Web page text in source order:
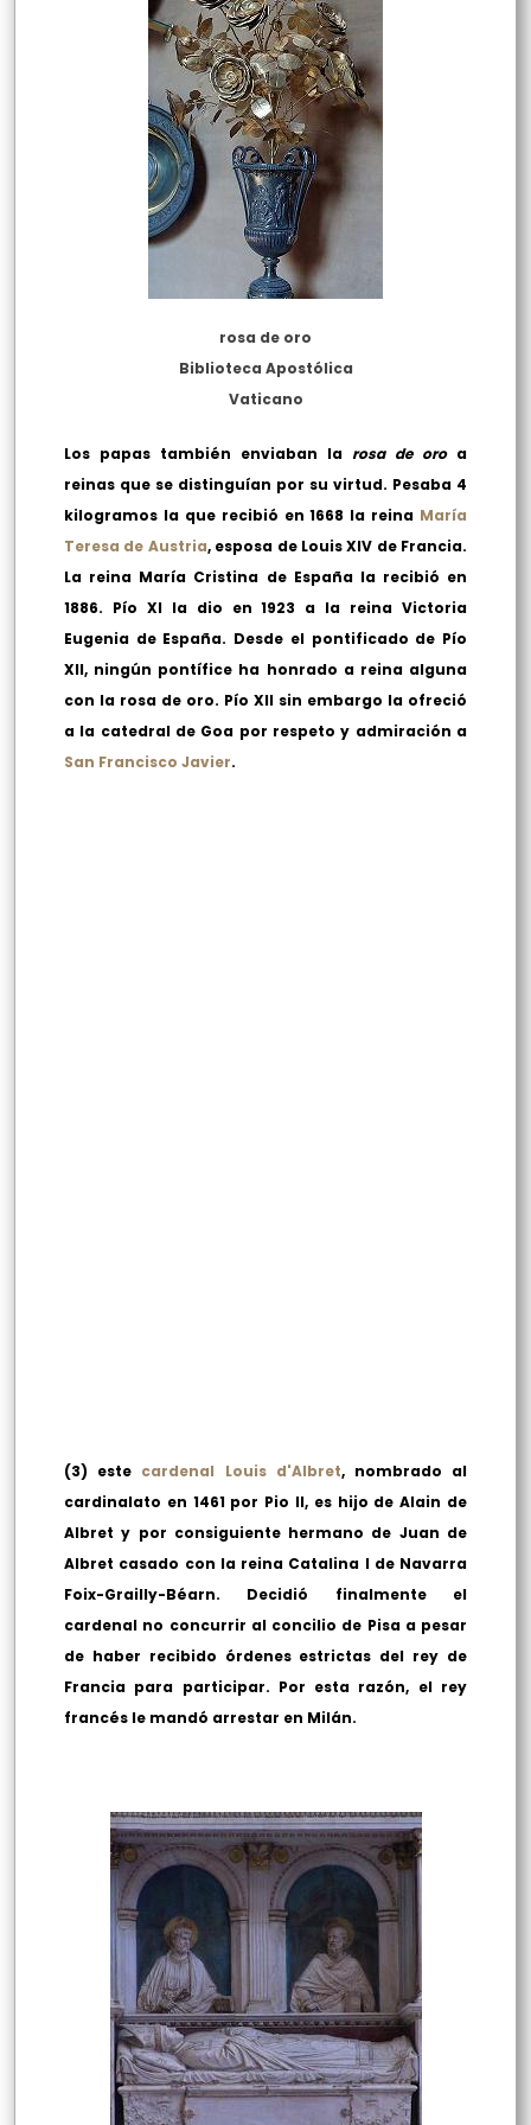
rosa de oro
Biblioteca Apostólica
Vaticano
Los papas también enviaban la rosa de oroa
reinas que se distinguían por su virtud. Pesaba 4
kilogramos la que recibió en 1668 la reina María
Teresa de Austria, esposa de Louis XIV de Francia.
La reina María Cristina de España la recibió en
1886. Pío XI la dio en 1923 a la reina Victoria
Eugenia de España. Desde el pontificado de Pío
XII, ningún pontífice ha honrado a reina alguna
con la rosa de oro. Pío XII sin embargo la ofreció
a la catedral de Goa por respeto y admiración a
San Francisco Javier.
(3) este cardenal Louis d'Albret, nombrado al
cardinalato en 1461 por Pio II, es hijo de Alain de
Albret y por consiguiente hermano de Juan de
Albret casado con la reina Catalina I de Navarra
Foix-Grailly-Béarn. Decidió finalmente el
cardenal no concurrir al concilio de Pisa a pesar
de haber recibido órdenes estrictas del rey de
Francia para participar. Por esta razón, el rey
francés le mandó arrestar en Milán.